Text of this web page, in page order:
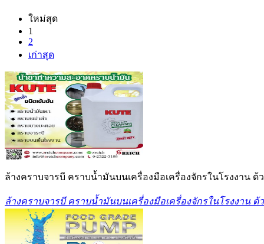
ใหม่สุด
1
2
เก่าสุด
ล้างคราบจารบี คราบน้ำมันบนเครื่องมือเครื่องจักรในโรงงาน ด้
ล้างคราบจารบี คราบน้ำมันบนเครื่องมือเครื่องจักรในโรงงาน ด้